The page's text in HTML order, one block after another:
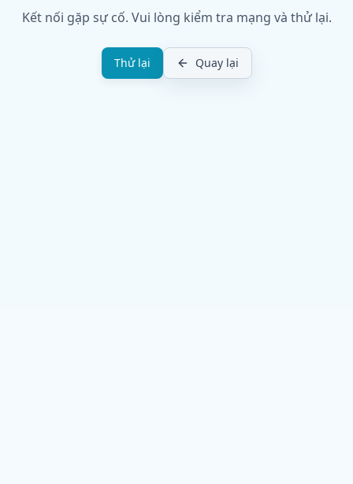
Kết nối gặp sự cố. Vui lòng kiểm tra mạng và thử lại.
Thử lại Quay lại